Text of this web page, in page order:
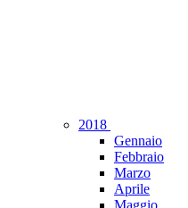
2018
Gennaio
Febbraio
Marzo
Aprile